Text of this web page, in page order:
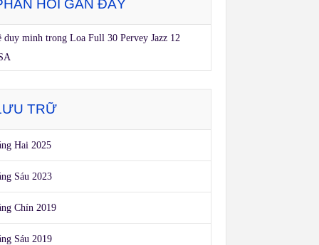
HỒI GẦN ĐÂY
duy minh trong Loa Full 30 Pervey Jazz 12
TRỮ
Hai 2025
Sáu 2023
Chín 2019
Sáu 2019